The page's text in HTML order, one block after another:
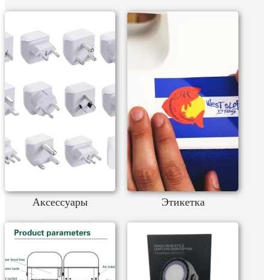
Аксессуары Этикетка